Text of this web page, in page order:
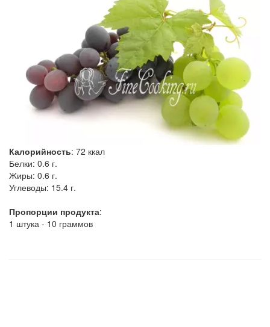
Калорийность: 72 ккал
Белки: 0.6 г.
Жиры: 0.6 г.
Углеводы: 15.4 г.
Пропорции продукта:
1 штука - 10 граммов